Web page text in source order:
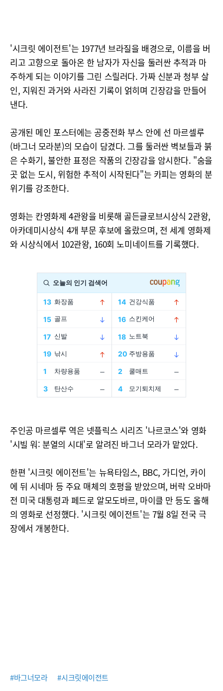
'시크릿 에이전트'는 1977년 브라질을 배경으로, 이름을 버
리고 고향으로 돌아온 한 남자가 자신을 둘러싼 추적과 마
주하게 되는 이야기를 그린 스릴러다. 가짜 신분과 청부 살
인, 지워진 과거와 사라진 기록이 얽히며 긴장감을 만들어
낸다.
공개된 메인 포스터에는 공중전화 부스 안에 선 마르셀루
(바그너 모라분)의 모습이 담겼다. 그를 둘러싼 벽보들과 붉
은 수화기, 불안한 표정은 작품의 긴장감을 암시한다. "숨을
곳 없는 도시, 위험한 추적이 시작된다"는 카피는 영화의 분
위기를 강조한다.
영화는 칸영화제 4관왕을 비롯해 골든글로브시상식 2관왕,
아카데미시상식 4개 부문 후보에 올랐으며, 전 세계 영화제
와 시상식에서 102관왕, 160회 노미네이트를 기록했다.
주인공 마르셀루 역은 넷플릭스 시리즈 '나르코스'와 영화
'시빌 워: 분열의 시대'로 알려진 바그너 모라가 맡았다.
한편 '시크릿 에이전트'는 뉴욕타임스, BBC, 가디언, 카이
에 뒤 시네마 등 주요 매체의 호평을 받았으며, 버락 오바마
전 미국 대통령과 페드로 알모도바르, 마이클 만 등도 올해
의 영화로 선정했다. '시크릿 에이전트'는 7월 8일 전국 극
장에서 개봉한다.
#바그너모라 #시크릿에이전트